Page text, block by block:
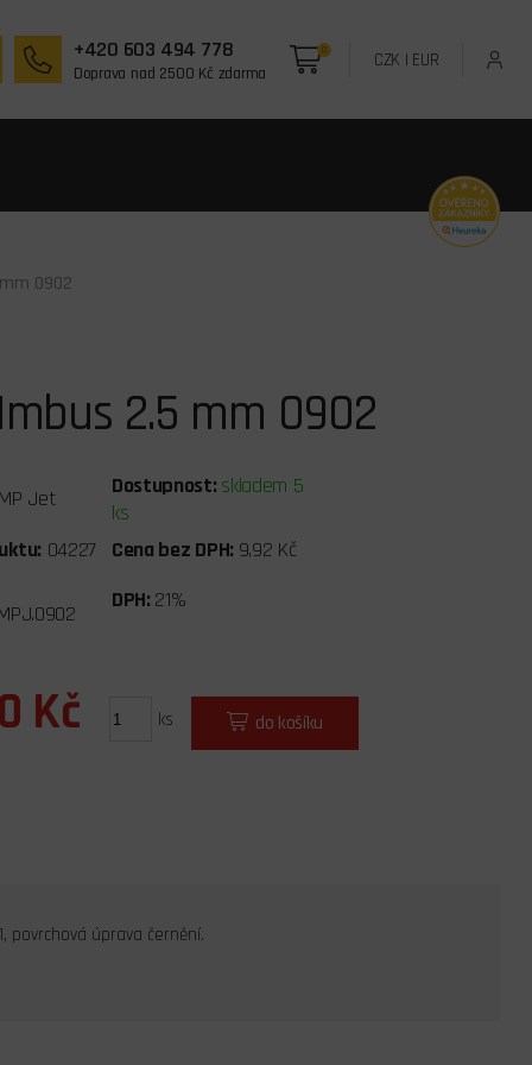
+420 603 494 778
Doprava nad 2500 Kč zdarma
0 CZK | EUR
0902
2.5 mm 0902
Jet Dostupnost: skladem 5
ks
04227 Cena bez DPH: 9,92 Kč
DPH: 21%
Kč ks do košíku
povrchová úprava černění.